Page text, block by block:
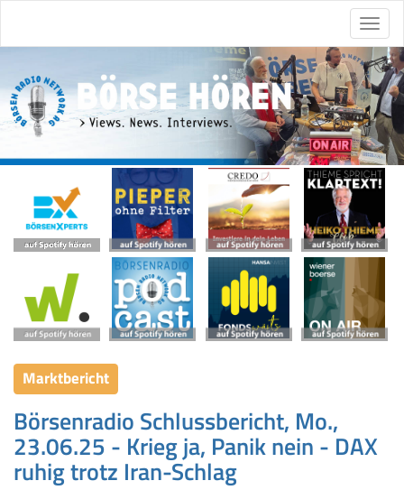
Marktbericht
Börsenradio Schlussbericht, Mo.,
23.06.25 - Krieg ja, Panik nein - DAX
ruhig trotz Iran-Schlag